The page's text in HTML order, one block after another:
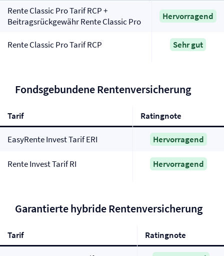
Rente Classic Pro Tarif RCP +
Beitragsrückgewähr Rente Classic Pro
Hervorragend
Rente Classic Pro Tarif RCP Sehr gut
Fondsgebundene Renten­versicherung
Tarif Ratingnote
EasyRente Invest Tarif ERI Hervorragend
Rente Invest Tarif RI Hervorragend
Garantierte hybride Renten­versicherung
Tarif Ratingnote